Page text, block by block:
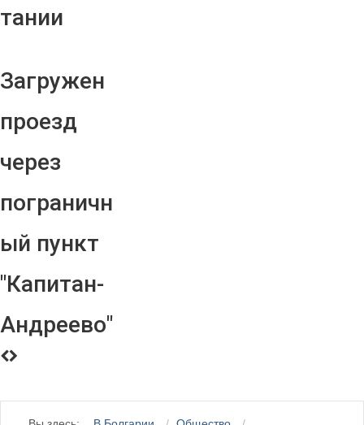
тании
Загружен
проезд
через
пограничн
ый пункт
"Капитан-
Андреево"